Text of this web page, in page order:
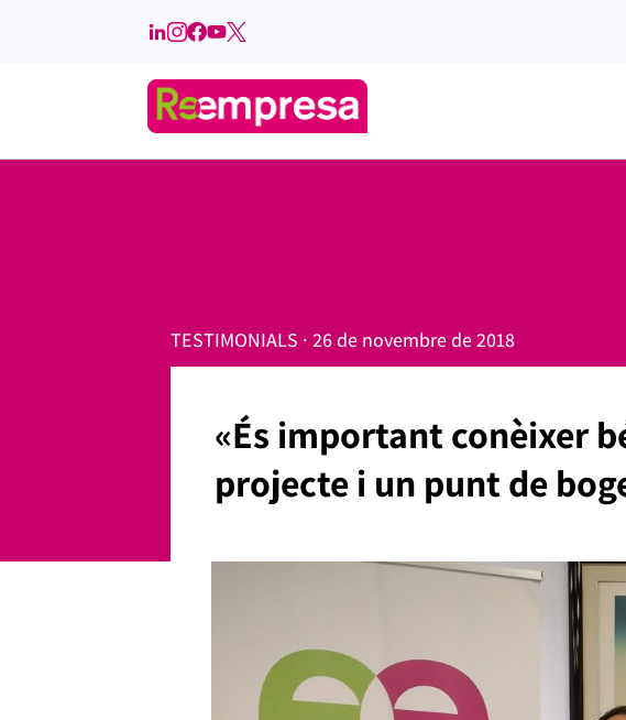
TESTIMONIALS · 26 de novembre de 2018
«És important conèixer
projecte i un punt de